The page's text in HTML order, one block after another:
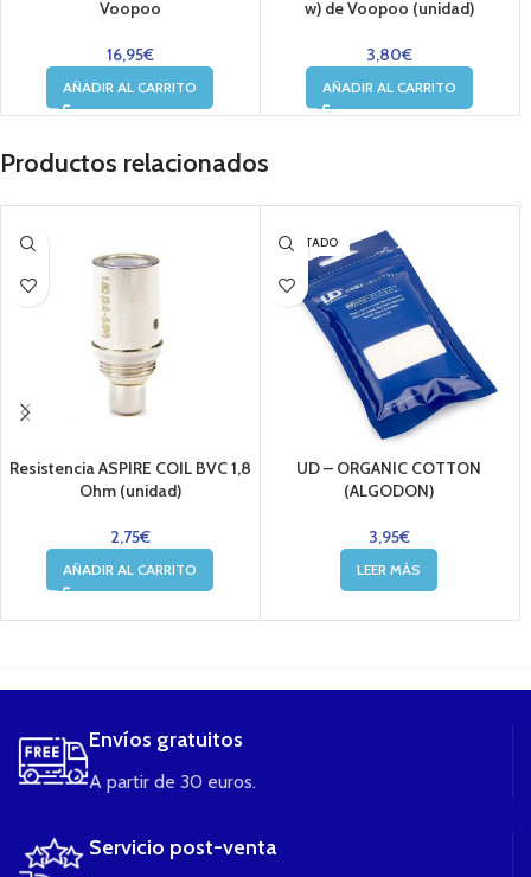
Voopoo
16,95€
AÑADIR AL CARRITO
w) de Voopoo (unidad)
3,80€
AÑADIR AL CARRITO
Productos relacionados
Resistencia ASPIRE COIL BVC 1,8
Ohm (unidad)
2,75€
AÑADIR AL CARRITO
AGOTADO
UD – ORGANIC COTTON
(ALGODON)
3,95€
LEER MÁS
Envíos gratuitos
A partir de 30 euros.
Servicio post-venta